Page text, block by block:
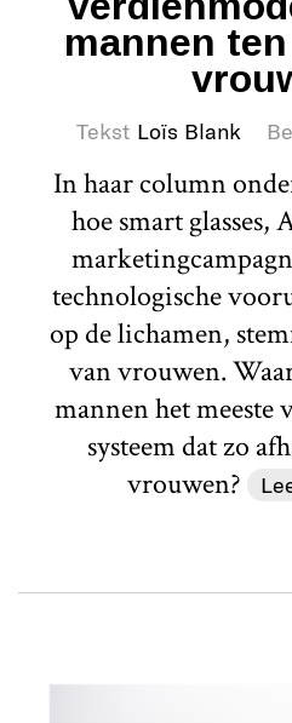
mannen
Tekst Loïs Blank
In haar column
hoe smart glasses,
technologische
op de lichamen,
van vrouwen.
mannen het meeste
systeem dat zo
vrouwen?